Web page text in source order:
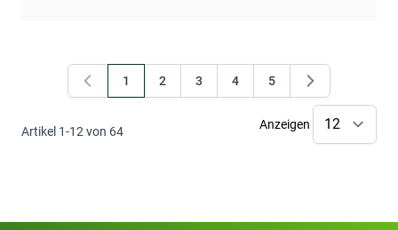
Artikel 1-12 von 64
Sie lesen gerade Seite
1
Seite
2
Seite
3
Seite
4
Seite
5
Anzeigen